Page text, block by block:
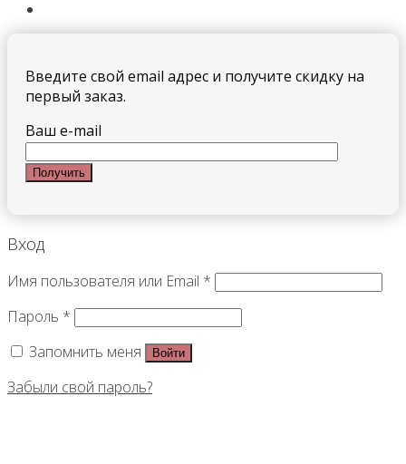
Введите свой email адрес и получите скидку на
первый заказ.
Ваш e-mail
Вход
Имя пользователя или Email *
Пароль *
Запомнить меня
Войти
Забыли свой пароль?